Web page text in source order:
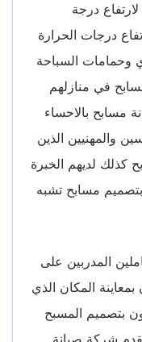
درجة
درجات الحرارة
وحمامات السباحة
في منازلهم
مسابح بالاحساء
والمهنيين الذين
كذلك لديهم الخبرة
بتصميم مسابح تشبه
المدربين على
المكان الذي
بتصميم المسبح
شركة صيانة